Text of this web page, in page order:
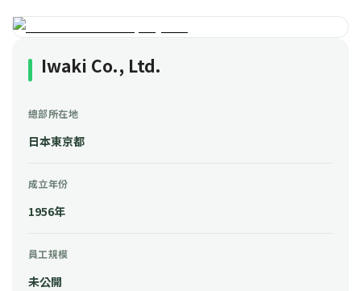
Iwaki Co., Ltd.
總部所在地
日本東京都
成立年份
1956年
員工規模
未公開